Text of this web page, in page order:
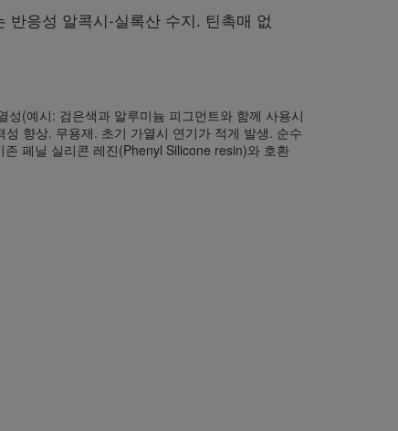
응성 알콕시-실록산 수지. 틴촉매 없
성(예시: 검은색과 알루미늄 피그먼트와 함께 사용시
향상. 무용제. 초기 가열시 연기가 적게 발생. 순수
페닐 실리콘 레진(Phenyl Silicone resin)와 호환